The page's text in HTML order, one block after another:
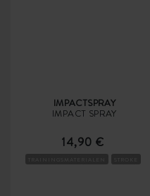
IMPACTSPRAY
IMPACT SPRAY
14,90 €